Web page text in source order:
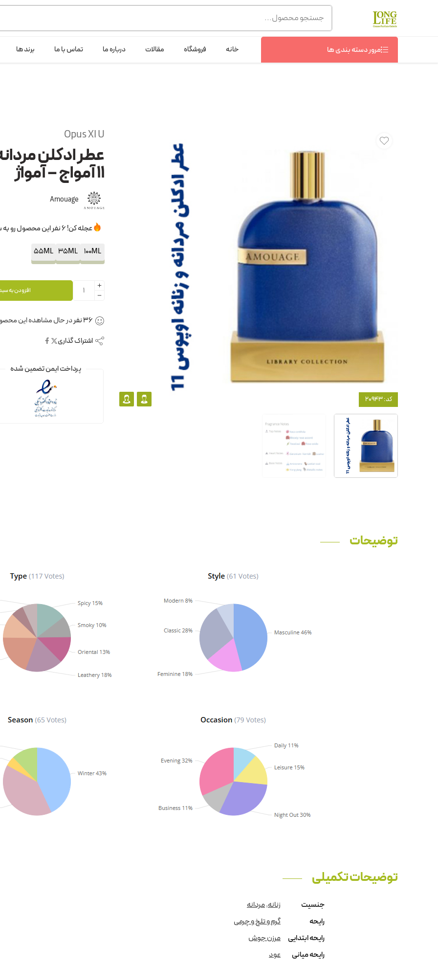
توجه! برند لانگ لایف رایحه های معروف را با شیشه و بسته بندی خود شرکت لانگ لایف عرضه می کند.که با انتخاب حجم هر ادکلنی می توانید
شماره پشتیبانی :09368076869
مرور دسته بندی ها خانه فروشگاه مقالات درباره ما تماس با ما برند ها
کد: 20943
Opus XI U
عطر ادکلن
۱۱ آمواج – آمواژ
Amouage
عجله کن! 6 نفر این محصول رو به سبدخرید خودشون اضافه کردن.
100ML
35ML
55ML
افزودن به
36نفردر حال مشاهده این
اشتراک گذاری
پرداخت ایمن تضمین شده
توضیحات
توضیحات تکمیلی
جنسیت زنانه,مردانه
رایحه
گرم و تلخ و چرمی
رایحه ابتدایی
مرزن جوش
رایحه میانی
عود